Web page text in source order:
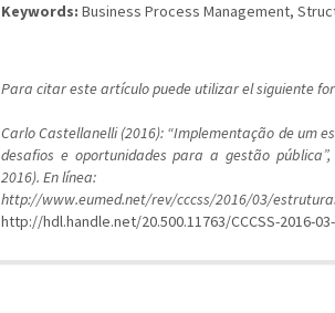
Keywords: Business Process Management,
Para citar este artículo puede utilizar el siguiente
Carlo Castellanelli (2016): “Implementação de um
desafios e oportunidades para a gestão
2016). En línea:
http://www.eumed.net/rev/cccss/2016/03/
http://hdl.handle.net/20.500.11763/CCCSS-2016-